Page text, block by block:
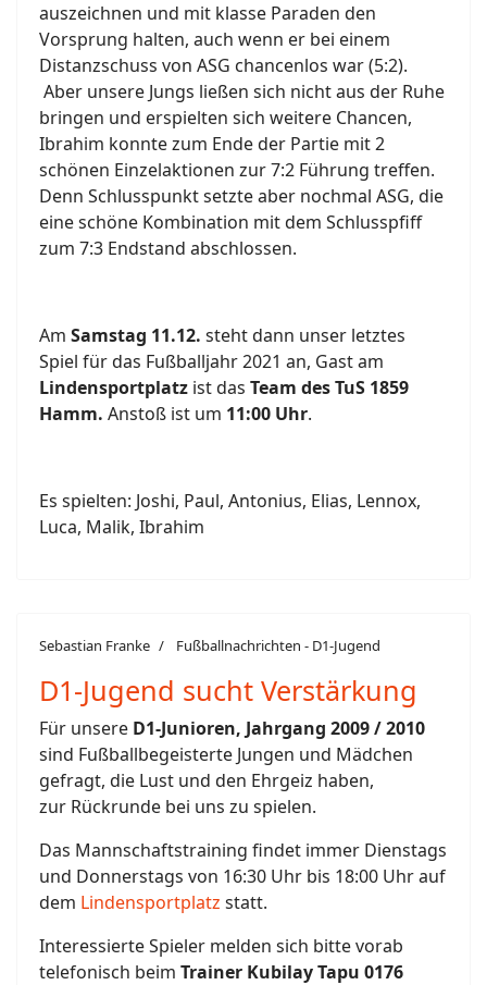
auszeichnen und mit klasse Paraden den
Vorsprung halten, auch wenn er bei einem
Distanzschuss von ASG chancenlos war (5:2).
Aber unsere Jungs ließen sich nicht aus der Ruhe
bringen und erspielten sich weitere Chancen,
Ibrahim konnte zum Ende der Partie mit 2
schönen Einzelaktionen zur 7:2 Führung treffen.
Denn Schlusspunkt setzte aber nochmal ASG, die
eine schöne Kombination mit dem Schlusspfiff
zum 7:3 Endstand abschlossen.
Am Samstag 11.12. steht dann unser letztes
Spiel für das Fußballjahr 2021 an, Gast am
Lindensportplatz ist das Team des TuS 1859
Hamm. Anstoß ist um 11:00 Uhr.
Es spielten: Joshi, Paul, Antonius, Elias, Lennox,
Luca, Malik, Ibrahim
Sebastian Franke Fußballnachrichten - D1-Jugend
D1-Jugend sucht Verstärkung
Für unsere D1-Junioren, Jahrgang 2009 / 2010
sind Fußballbegeisterte Jungen und Mädchen
gefragt, die Lust und den Ehrgeiz haben,
zur Rückrunde bei uns zu spielen.
Das Mannschaftstraining findet immer Dienstags
und Donnerstags von 16:30 Uhr bis 18:00 Uhr auf
dem Lindensportplatz statt.
Interessierte Spieler melden sich bitte vorab
telefonisch beim Trainer Kubilay Tapu 0176